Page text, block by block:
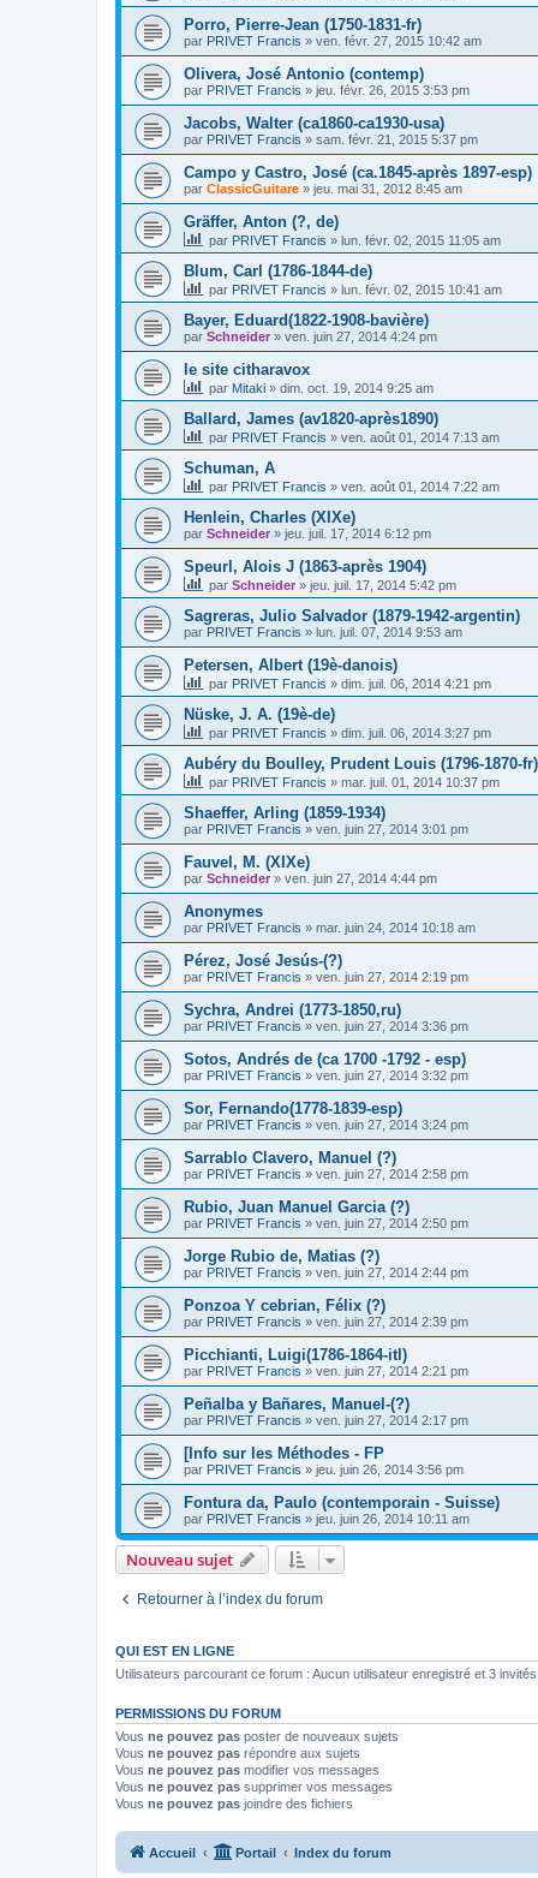
Porro, Pierre-Jean (1750-1831-fr)
par PRIVET Francis » ven. févr. 27, 2015 10:42 am
Olivera, José Antonio (contemp)
par PRIVET Francis » jeu. févr. 26, 2015 3:53 pm
Jacobs, Walter (ca1860-ca1930-usa)
par PRIVET Francis » sam. févr. 21, 2015 5:37 pm
Campo y Castro, José (ca.1845-après 1897-esp)
par ClassicGuitare » jeu. mai 31, 2012 8:45 am
Gräffer, Anton (?, de)
par PRIVET Francis » lun. févr. 02, 2015 11:05 am
Blum, Carl (1786-1844-de)
par PRIVET Francis » lun. févr. 02, 2015 10:41 am
Bayer, Eduard(1822-1908-bavière)
par Schneider » ven. juin 27, 2014 4:24 pm
le site citharavox
par Mitaki » dim. oct. 19, 2014 9:25 am
Ballard, James (av1820-après1890)
par PRIVET Francis » ven. août 01, 2014 7:13 am
Schuman, A
par PRIVET Francis » ven. août 01, 2014 7:22 am
Henlein, Charles (XIXe)
par Schneider » jeu. juil. 17, 2014 6:12 pm
Speurl, Alois J (1863-après 1904)
par Schneider » jeu. juil. 17, 2014 5:42 pm
Sagreras, Julio Salvador (1879-1942-argentin)
par PRIVET Francis » lun. juil. 07, 2014 9:53 am
Petersen, Albert (19è-danois)
par PRIVET Francis » dim. juil. 06, 2014 4:21 pm
Nüske, J. A. (19è-de)
par PRIVET Francis » dim. juil. 06, 2014 3:27 pm
Aubéry du Boulley, Prudent Louis (1796-1870-fr)
par PRIVET Francis » mar. juil. 01, 2014 10:37 pm
Shaeffer, Arling (1859-1934)
par PRIVET Francis » ven. juin 27, 2014 3:01 pm
Fauvel, M. (XIXe)
par Schneider » ven. juin 27, 2014 4:44 pm
Anonymes
par PRIVET Francis » mar. juin 24, 2014 10:18 am
Pérez, José Jesús-(?)
par PRIVET Francis » ven. juin 27, 2014 2:19 pm
Sychra, Andrei (1773-1850,ru)
par PRIVET Francis » ven. juin 27, 2014 3:36 pm
Sotos, Andrés de (ca 1700 -1792 - esp)
par PRIVET Francis » ven. juin 27, 2014 3:32 pm
Sor, Fernando(1778-1839-esp)
par PRIVET Francis » ven. juin 27, 2014 3:24 pm
Sarrablo Clavero, Manuel (?)
par PRIVET Francis » ven. juin 27, 2014 2:58 pm
Rubio, Juan Manuel Garcia (?)
par PRIVET Francis » ven. juin 27, 2014 2:50 pm
Jorge Rubio de, Matias (?)
par PRIVET Francis » ven. juin 27, 2014 2:44 pm
Ponzoa Y cebrian, Félix (?)
par PRIVET Francis » ven. juin 27, 2014 2:39 pm
Picchianti, Luigi(1786-1864-itl)
par PRIVET Francis » ven. juin 27, 2014 2:21 pm
Peñalba y Bañares, Manuel-(?)
par PRIVET Francis » ven. juin 27, 2014 2:17 pm
[Info sur les Méthodes - FP
par PRIVET Francis » jeu. juin 26, 2014 3:56 pm
Fontura da, Paulo (contemporain - Suisse)
par PRIVET Francis » jeu. juin 26, 2014 10:11 am
Nouveau sujet
Retourner à l’index du forum
QUI EST EN LIGNE
Utilisateurs parcourant ce forum : Aucun utilisateur enregistré et 3 invités
PERMISSIONS DU FORUM
Vous ne pouvez pas poster de nouveaux sujets
Vous ne pouvez pas répondre aux sujets
Vous ne pouvez pas modifier vos messages
Vous ne pouvez pas supprimer vos messages
Vous ne pouvez pas joindre des fichiers
Accueil Portail Index du forum